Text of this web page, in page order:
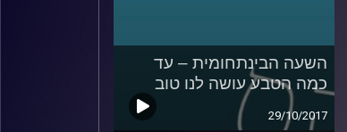
השעה הבינתחומית – עד
כמה הטבע עושה לנו טוב
29/10/2017